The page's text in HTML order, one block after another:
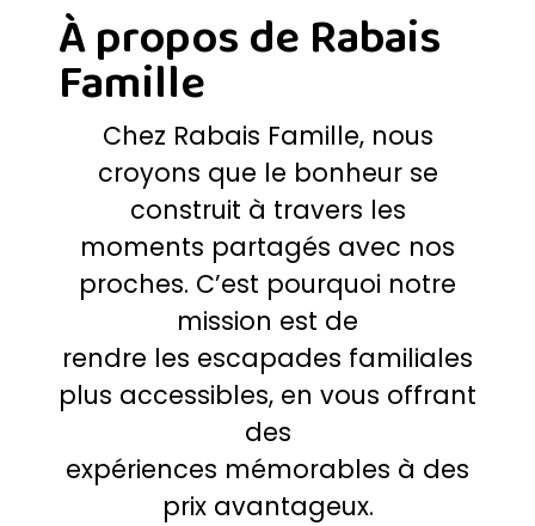
À propos de Rabais
Famille
Chez Rabais Famille, nous
croyons que le bonheur se
construit à travers les
moments partagés avec nos
proches. C’est pourquoi notre
mission est de
rendre les escapades familiales
plus accessibles, en vous offrant
des
expériences mémorables à des
prix avantageux.